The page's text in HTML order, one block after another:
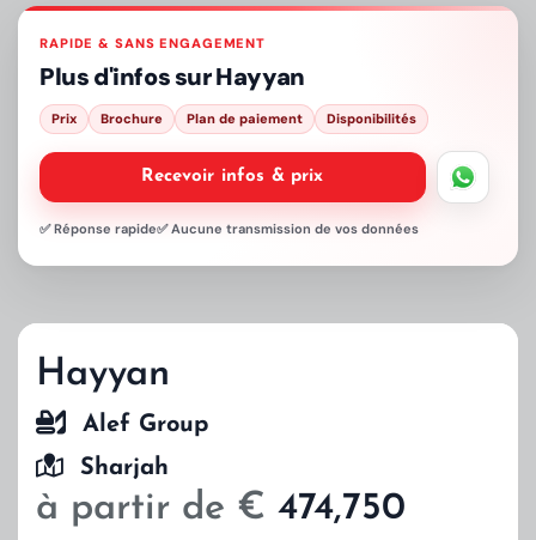
RAPIDE & SANS ENGAGEMENT
Plus d'infos surHayyan
Prix Brochure Plan de paiement Disponibilités
Recevoir infos & prix
✅ Réponse rapide✅ Aucune transmission de vos données
Hayyan
Alef Group
Sharjah
à partir de € 474,750